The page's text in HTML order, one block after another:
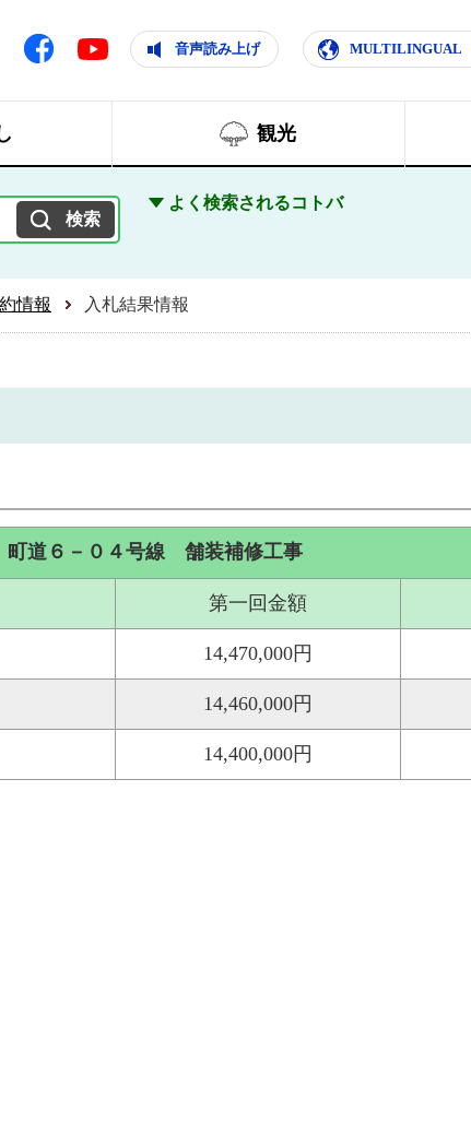
もに輝く住みよいまち
Facebook Youtube 音声読み上げ MULTILINGUAL
観光
よく検索されるコトバ
情報 入札結果情報
道６－０４号線 舗装補修工事
第一回金額
14,470,000円
14,460,000円
14,400,000円